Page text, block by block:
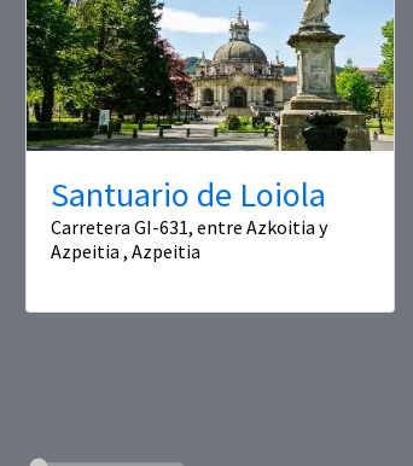
Santuario de Loiola
Carretera GI-631, entre Azkoitia y
Azpeitia , Azpeitia